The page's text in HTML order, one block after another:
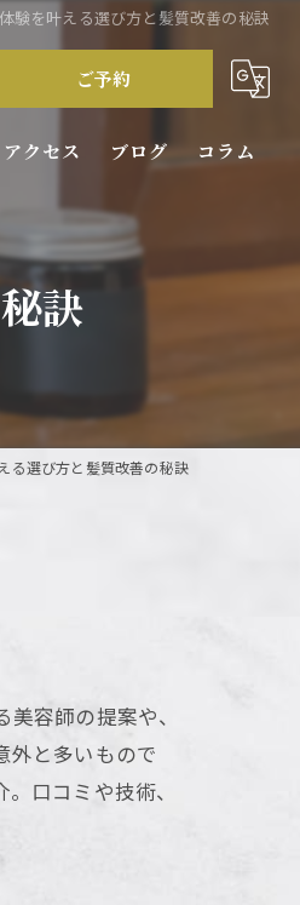
験を叶える選び方と髪質改善の秘訣
ご予約
アクセス ブログ コラム
訣
る選び方と髪質改善の秘訣
容師の提案や、
外と多いもので
口コミや技術、